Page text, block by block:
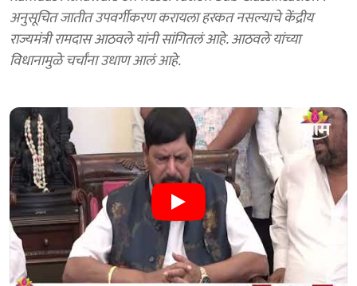
अनुसूचित जातीत उपवर्गीकरण करायला हरकत नसल्याचे केंद्रीय
राज्यमंत्री रामदास आठवले यांनी सांगितलं आहे. आठवले यांच्या
विधानामुळे चर्चांना उधाण आलं आहे.